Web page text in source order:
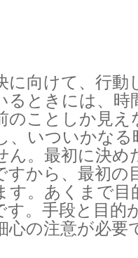
に向けて、行動
るときには、時
のことしか見え
、いついかなる
ん。最初に決め
すから、最初の
す。あくまで目
す。手段と目的
心の注意が必要